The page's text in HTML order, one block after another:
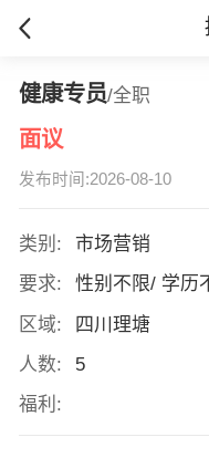
健康专员/全职
面议
发布时间:2026-08-10
类别:
市场营销
要求:
性别不限/ 学历
区域:
四川理塘
人数:
5
福利: